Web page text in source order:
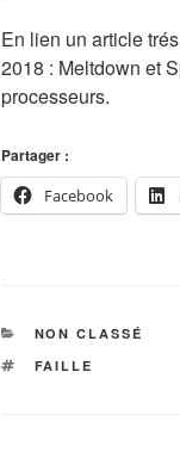
En lien un article
2018 : Meltdown et
processeurs.
Partager :
Facebook
CATÉGORIES
NON CLASSÉ
ÉTIQUETTES
FAILLE